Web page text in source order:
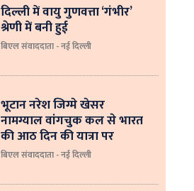
दिल्ली में वायु गुणवत्ता ‘गंभीर’
श्रेणी में बनी हुई
बिएल संवाददाता - नई दिल्ली
भूटान नरेश जिग्मे खेसर
नामग्याल वांगचुक कल से भारत
की आठ दिन की यात्रा पर
बिएल संवाददाता - नई दिल्ली